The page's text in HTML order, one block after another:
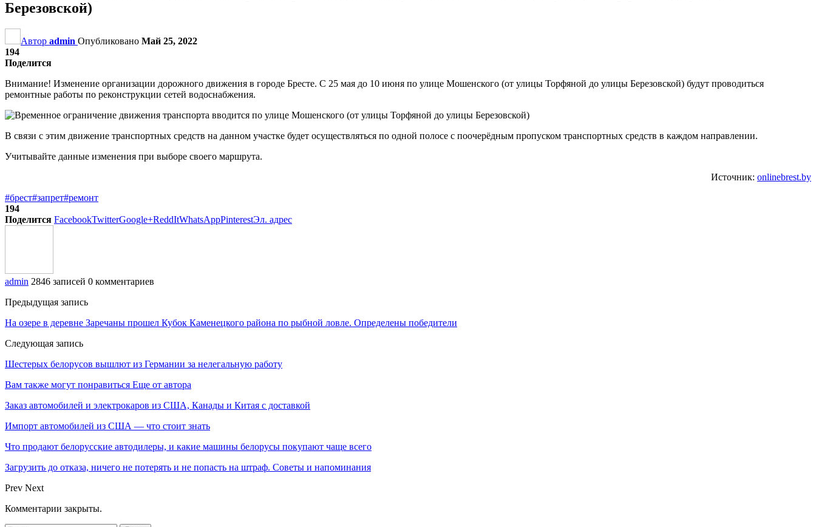
Березовской)
Автор admin Опубликовано Май 25, 2022
194
Поделится
Внимание! Изменение организации дорожного движения в городе Бресте. С 25 мая до 10 июня по улице Мошенского (от улицы Торфяной до улицы Березовской) будут проводиться
ремонтные работы по реконструкции сетей водоснабжения.
В связи с этим движение транспортных средств на данном участке будет осуществляться по одной полосе с поочерёдным пропуском транспортных средств в каждом направлении.
Учитывайте данные изменения при выборе своего маршрута.
Источник: onlinebrest.by
#брест#запрет#ремонт
194
Поделится FacebookTwitterGoogle+ReddItWhatsAppPinterestЭл. адрес
admin 2846 записей 0 комментариев
Предыдущая запись
На озере в деревне Заречаны прошел Кубок Каменецкого района по рыбной ловле. Определены победители
Следующая запись
Шестерых белорусов вышлют из Германии за нелегальную работу
Вам также могут понравиться Еще от автора
Заказ автомобилей и электрокаров из США, Канады и Китая с доставкой
Импорт автомобилей из США — что стоит знать
Что продают белорусские автодилеры, и какие машины белорусы покупают чаще всего
Загрузить до отказа, ничего не потерять и не попасть на штраф. Советы и напоминания
Prev Next
Комментарии закрыты.